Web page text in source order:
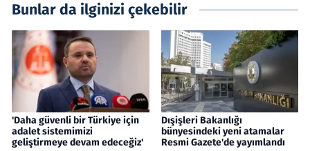
Bunlar da ilginizi çekebilir
'Daha güvenli bir Türkiye için
adalet sistemimizi
geliştirmeye devam edeceğiz'
Dışişleri Bakanlığı
bünyesindeki yeni atamalar
Resmi Gazete'de yayımlandı